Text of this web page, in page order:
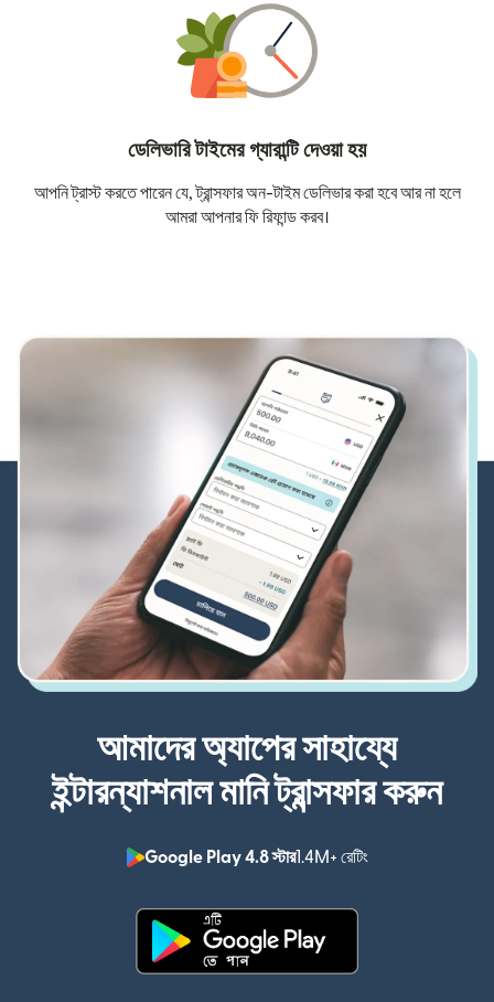
ডেলিভারি টাইমের গ্যারান্টি দেওয়া হয়
আপনি ট্রাস্ট করতে পারেন যে, ট্রান্সফার অন-টাইম ডেলিভার করা হবে আর না হলে
আমরা আপনার ফি রিফান্ড করব।
আমাদের অ্যাপের সাহায্যে
ইন্টারন্যাশনাল মানি ট্রান্সফার করুন
Google Play 4.8 স্টার1.4M+ রেটিং